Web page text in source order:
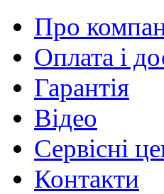
Про
Оплата і
Гарантія
Відео
Сервісні
Контакти